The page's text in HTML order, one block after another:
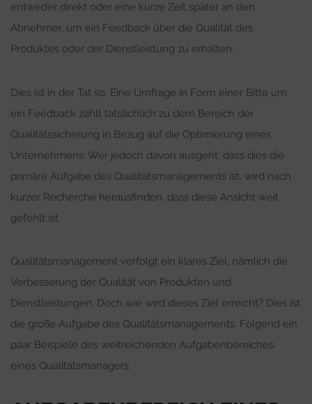
entweder direkt oder eine kurze Zeit später an den
Abnehmer, um ein Feedback über die Qualität des
Produktes oder der Dienstleistung zu erhalten.
Dies ist in der Tat so. Eine Umfrage in Form einer Bitte um
ein Feedback zählt tatsächlich zu dem Bereich der
Qualitätssicherung in Bezug auf die Optimierung eines
Unternehmens. Wer jedoch davon ausgeht, dass dies die
primäre Aufgabe des Qualitätsmanagements ist, wird nach
kurzer Recherche herausfinden, dass diese Ansicht weit
gefehlt ist.
Qualitätsmanagement verfolgt ein klares Ziel, nämlich die
Verbesserung der Qualität von Produkten und
Dienstleistungen. Doch wie wird dieses Ziel erreicht? Dies ist
die große Aufgabe des Qualitätsmanagements. Folgend ein
paar Beispiele des weitreichenden Aufgabenbereiches
eines Qualitätsmanagers.